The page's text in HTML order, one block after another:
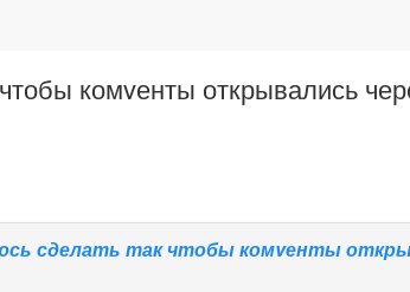
комvенты открывались
сделать так чтобы комvенты